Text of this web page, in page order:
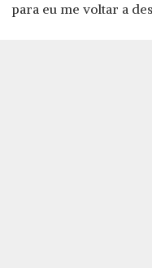
para eu me voltar a